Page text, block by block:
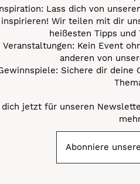
Lass dich von
inspirieren! Wir teilen mit dir
heißesten Tipps und
Veranstaltungen: Kein Event
anderen von
Sichere dir deine
dich jetzt für unseren
Abonniere